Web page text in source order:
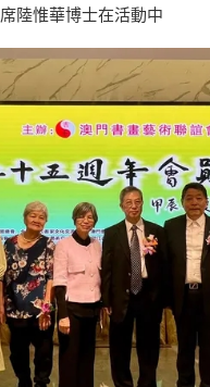
席陸惟華博士在活動中